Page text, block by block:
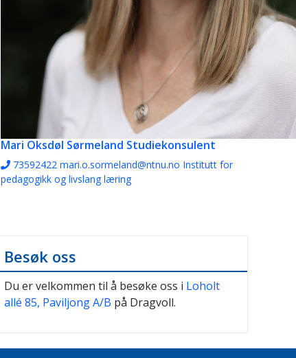
Mari Oksdøl Sørmeland Studiekonsulent
73592422 mari.o.sormeland@ntnu.no Institutt for
pedagogikk og livslang læring
Besøk oss
Du er velkommen til å besøke oss i Loholt
allé 85, Paviljong A/B på Dragvoll.